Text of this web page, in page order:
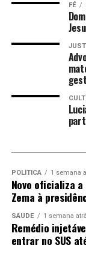
FÉ
POLÍTICA 1 semana
Novo oficializa
Zema à
SAÚDE 1 semana
Remédio
entrar no SUS